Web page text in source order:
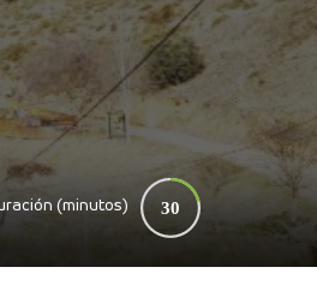
(minutos) 30
0 140